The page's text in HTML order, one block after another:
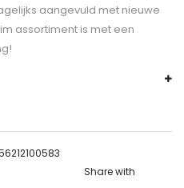
aangevuld met nieuwe
assortiment is met een
Share with